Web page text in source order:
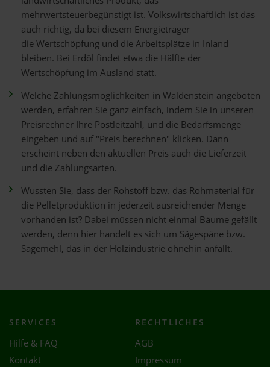
mehrwertsteuerbegünstigt ist. Volkswirtschaftlich ist das
auch richtig, da bei diesem Energieträger
die Wertschöpfung und die Arbeitsplätze in Inland
bleiben. Bei Erdöl findet etwa die Hälfte der
Wertschöpfung im Ausland statt.
Welche Zahlungsmöglichkeiten in Waldenstein angeboten
werden, erfahren Sie ganz einfach, indem Sie in unseren
Preisrechner Ihre Postleitzahl, und die Bedarfsmenge
eingeben und auf "Preis berechnen" klicken. Dann
erscheint neben den aktuellen Preis auch die Lieferzeit
und die Zahlungsarten.
Wussten Sie, dass der Rohstoff bzw. das Rohmaterial für
die Pelletproduktion in jederzeit ausreichender Menge
vorhanden ist? Dabei müssen nicht einmal Bäume gefällt
werden, denn hier handelt es sich um Sägespäne bzw.
Sägemehl, das in der Holzindustrie ohnehin anfällt.
SERVICES
Hilfe & FAQ
Kontakt
RECHTLICHES
AGB
Impressum